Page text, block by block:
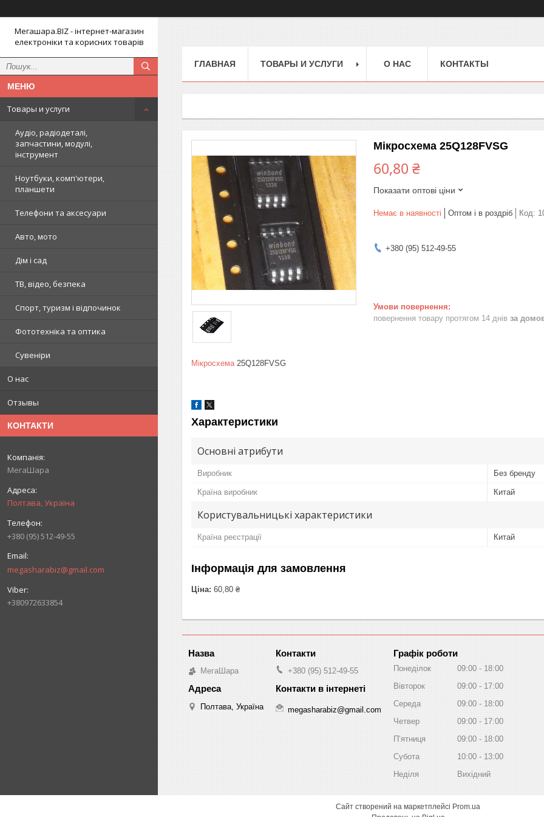
Мегашара.BIZ - інтернет-магазин
електроніки та корисних товарів
Товары и услуги
Аудіо, радіодеталі,
запчастини, модулі,
інструмент
Ноутбуки, комп'ютери,
планшети
Телефони та аксесуари
Авто, мото
Дім і сад
ТВ, відео, безпека
Спорт, туризм і відпочинок
Фототехніка та оптика
Сувеніри
О нас
Отзывы
КОНТАКТИ
МегаШара
Полтава, Україна
+380 (95) 512-49-55
megasharabiz@gmail.com
+380972633854
ГЛАВНАЯ ТОВАРЫ И УСЛУГИ О НАС КОНТАКТЫ
Мікросхема 25Q128FVSG
60,80 ₴
Показати оптові ціни
Немає в наявності Оптом і в роздріб Код:
+380 (95) 512-49-55
повернення товару протягом 14 днів за
Мікросхема 25Q128FVSG
Характеристики
Основні атрибути
Виробник Без бренду
Країна виробник Китай
Користувальницькі характеристики
Країна реєстрації Китай
Інформація для замовлення
Ціна: 60,80 ₴
МегаШара
Полтава, Україна
+380 (95) 512-49-55
megasharabiz@gmail.com
Графік роботи
Понеділок 09:00
18:00
Вівторок
09:00
17:00
Середа
09:00
18:00
Четвер
09:00
17:00
Пʼятниця
09:00
18:00
Субота
10:00
13:00
Неділя
Вихідний
Сайт створений на маркетплейсі Prom.ua